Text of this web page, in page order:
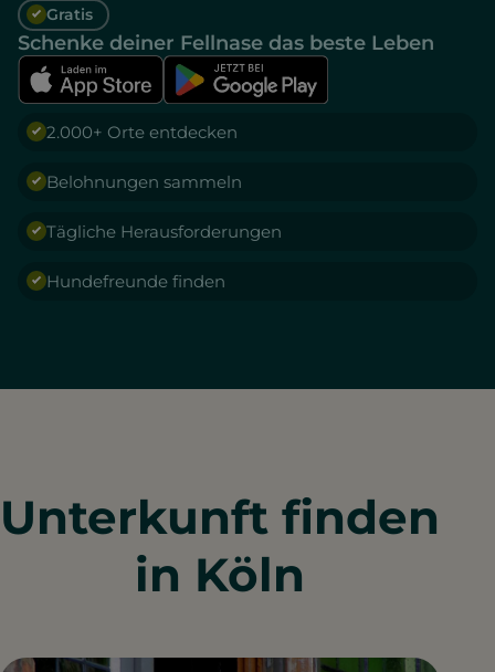
Gratis
Schenke deiner Fellnase das beste Leben
2.000+ Orte entdecken
Belohnungen sammeln
Tägliche Herausforderungen
Hundefreunde finden
Unterkunft finden
in Köln